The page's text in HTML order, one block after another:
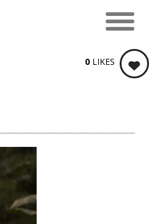
0 LIKES